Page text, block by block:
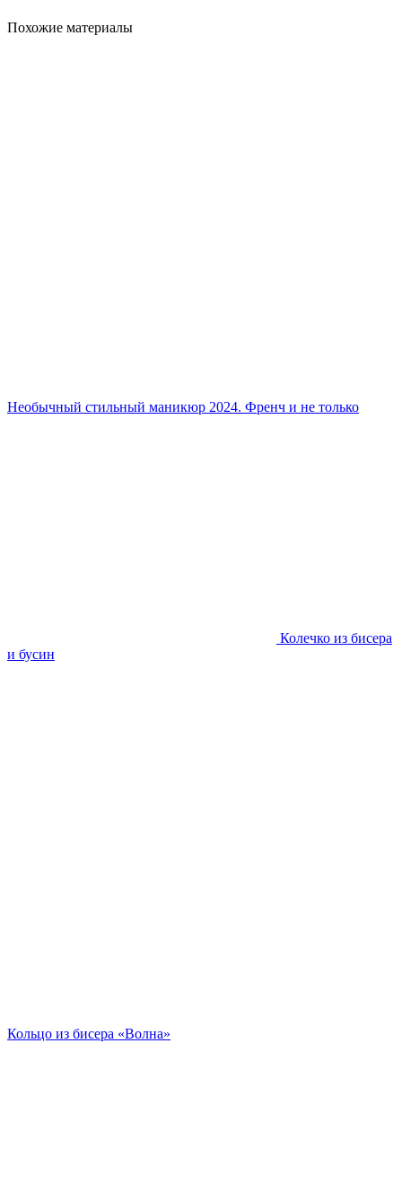
Похожие материалы
Необычный стильный маникюр 2024. Френч и не только
Колечко из бисера
и бусин
Кольцо из бисера «Волна»